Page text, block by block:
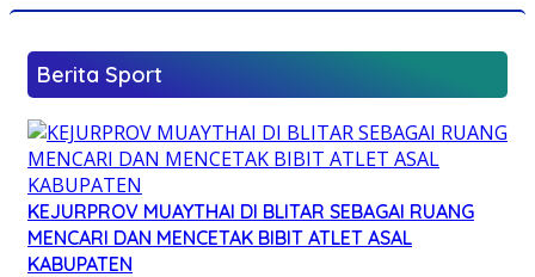
Berita Sport
KEJURPROV MUAYTHAI DI BLITAR SEBAGAI RUANG
MENCARI DAN MENCETAK BIBIT ATLET ASAL
KABUPATEN